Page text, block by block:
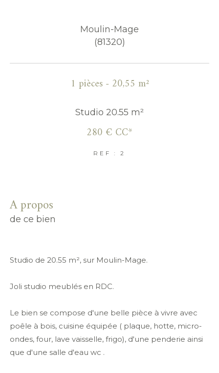
Moulin-Mage
(81320)
1 pièces - 20,55 m²
Studio 20.55 m²
280 € CC*
REF : 2
a propos
de ce bien
Studio de 20.55 m², sur Moulin-Mage.
Joli studio meublés en RDC.
Le bien se compose d'une belle pièce à vivre avec
poêle à bois, cuisine équipée ( plaque, hotte, micro-
ondes, four, lave vaisselle, frigo), d'une penderie ainsi
que d'une salle d'eau wc .
FILTRER PAR
RECHERCHER